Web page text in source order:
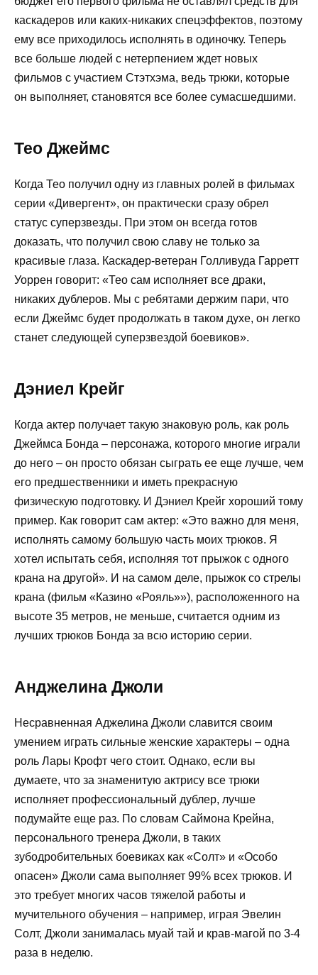
каскадеров или каких-никаких спецэффектов, поэтому
ему все приходилось исполнять в одиночку. Теперь
все больше людей с нетерпением ждет новых
фильмов с участием Стэтхэма, ведь трюки, которые
он выполняет, становятся все более сумасшедшими.
Тео Джеймс
Когда Тео получил одну из главных ролей в фильмах
серии «Дивергент», он практически сразу обрел
статус суперзвезды. При этом он всегда готов
доказать, что получил свою славу не только за
красивые глаза. Каскадер-ветеран Голливуда Гарретт
Уоррен говорит: «Тео сам исполняет все драки,
никаких дублеров. Мы с ребятами держим пари, что
если Джеймс будет продолжать в таком духе, он легко
станет следующей суперзвездой боевиков».
Дэниел Крейг
Когда актер получает такую знаковую роль, как роль
Джеймса Бонда – персонажа, которого многие играли
до него – он просто обязан сыграть ее еще лучше, чем
его предшественники и иметь прекрасную
физическую подготовку. И Дэниел Крейг хороший тому
пример. Как говорит сам актер: «Это важно для меня,
исполнять самому большую часть моих трюков. Я
хотел испытать себя, исполняя тот прыжок с одного
крана на другой». И на самом деле, прыжок со стрелы
крана (фильм «Казино «Рояль»»), расположенного на
высоте 35 метров, не меньше, считается одним из
лучших трюков Бонда за всю историю серии.
Анджелина Джоли
Несравненная Аджелина Джоли славится своим
умением играть сильные женские характеры – одна
роль Лары Крофт чего стоит. Однако, если вы
думаете, что за знаменитую актрису все трюки
исполняет профессиональный дублер, лучше
подумайте еще раз. По словам Саймона Крейна,
персонального тренера Джоли, в таких
зубодробительных боевиках как «Солт» и «Особо
опасен» Джоли сама выполняет 99% всех трюков. И
это требует многих часов тяжелой работы и
мучительного обучения – например, играя Эвелин
Солт, Джоли занималась муай тай и крав-магой по 3-4
раза в неделю.